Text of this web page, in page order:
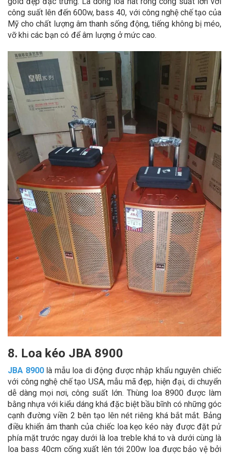
công suất lên đến 600w, bass 40, với công nghệ chế tạo của
Mỹ cho chất lượng âm thanh sống động, tiếng không bị méo,
vỡ khi các bạn có để âm lượng ở mức cao.
8. Loa kéo JBA 8900
JBA 8900là mẫu loa di động được nhập khẩu nguyên chiếc
với công nghệ chế tạo USA, mẫu mã đẹp, hiện đại, di chuyển
dễ dàng mọi nơi, công suất lớn. Thùng loa 8900 được làm
bằng nhựa với kiểu dáng khá đặc biệt bầu bĩnh có những góc
cạnh đường viền 2 bên tạo lên nét riêng khá bắt mắt. Bảng
điều khiển âm thanh của chiếc loa kẹo kéo này được đặt pử
phía mặt trước ngay dưới là loa treble khá to và dưới cùng là
loa bass 40cm cống xuất lên tới 200w loa được bảo vệ bởi